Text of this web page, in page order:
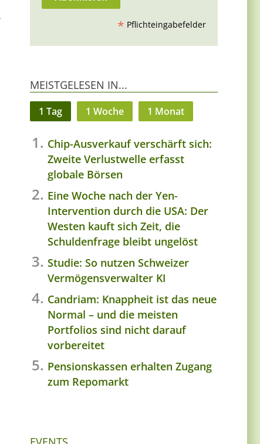
* Pflichteingabefelder
MEISTGELESEN IN...
1 Tag 1 Woche 1 Monat
Chip-Ausverkauf verschärft sich:
Zweite Verlustwelle erfasst
globale Börsen
Eine Woche nach der Yen-
Intervention durch die USA: Der
Westen kauft sich Zeit, die
Schuldenfrage bleibt ungelöst
Studie: So nutzen Schweizer
Vermögensverwalter KI
Candriam: Knappheit ist das neue
Normal – und die meisten
Portfolios sind nicht darauf
vorbereitet
Pensionskassen erhalten Zugang
zum Repomarkt